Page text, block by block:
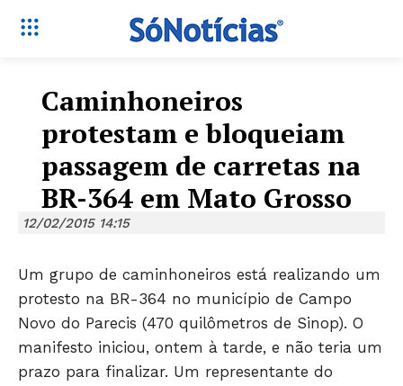
Caminhoneiros
protestam e bloqueiam
passagem de carretas na
BR-364 em Mato Grosso
12/02/2015 14:15
Um grupo de caminhoneiros está realizando um
protesto na BR-364 no município de Campo
Novo do Parecis (470 quilômetros de Sinop). O
manifesto iniciou, ontem à tarde, e não teria um
prazo para finalizar. Um representante do